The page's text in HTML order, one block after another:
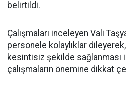
belirtildi.
Çalışmaları inceleyen Vali
personele kolaylıklar
kesintisiz şekilde sağlanması
çalışmaların önemine dikkat